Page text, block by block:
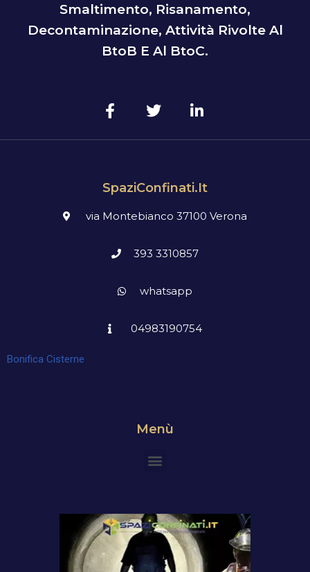
Smaltimento, Risanamento,
Decontaminazione, Attività Rivolte Al
BtoB E Al BtoC.
SpaziConfinati.it
via Montebianco 37100 Verona
393 3310857
whatsapp
04983190754
Bonifica Cisterne
Menù